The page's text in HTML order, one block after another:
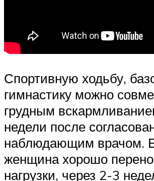
Спортивную ходьбу,
гимнастику можно
грудным
недели после
наблюдающим врачом.
женщина хорошо
нагрузки, через 2-3